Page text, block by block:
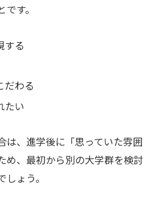
す。
する
だわる
たい
は、進学後に「思っていた雰囲
め、最初から別の大学群を検討
ょう。